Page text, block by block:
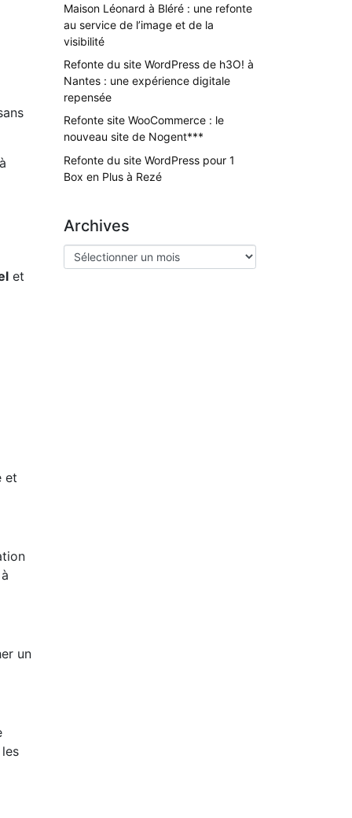
et
et
un
Maison Léonard à Bléré : une refonte
au service de l’image et de la
visibilité
Refonte du site WordPress de h3O! à
Nantes : une expérience digitale
repensée
Refonte site WooCommerce : le
nouveau site de Nogent***
Refonte du site WordPress pour 1
Box en Plus à Rezé
Archives